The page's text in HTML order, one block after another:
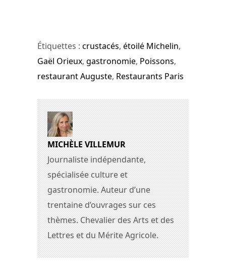
Étiquettes : crustacés, étoilé Michelin,
Gaël Orieux, gastronomie, Poissons,
restaurant Auguste, Restaurants Paris
MICHÈLE VILLEMUR
Journaliste indépendante,
spécialisée culture et
gastronomie. Auteur d’une
trentaine d’ouvrages sur ces
thèmes. Chevalier des Arts et des
Lettres et du Mérite Agricole.